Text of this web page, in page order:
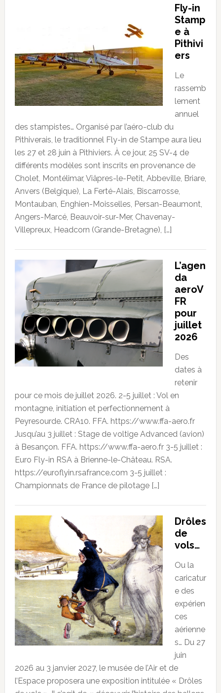
Fly-in
Stamp
e à
Pithivi
ers
Le
rassemb
lement
annuel
des stampistes… Organisé par l’aéro-club du
Pithiverais, le traditionnel Fly-in de Stampe aura lieu
les 27 et 28 juin à Pithiviers. À ce jour, 25 SV-4 de
différents modèles sont inscrits en provenance de
Cholet, Montélimar, Viâpres-le-Petit, Abbeville, Briare,
Anvers (Belgique), La Ferté-Alais, Biscarrosse,
Montauban, Enghien-Moisselles, Persan-Beaumont,
Angers-Marcé, Beauvoir-sur-Mer, Chavenay-
Villepreux, Headcorn (Grande-Bretagne), […]
L’agen
da
aeroV
FR
pour
juillet
2026
Des
dates à
retenir
pour ce mois de juillet 2026. 2-5 juillet : Vol en
montagne, initiation et perfectionnement à
Peyresourde. CRA10. FFA. https://www.ffa-aero.fr
Jusqu’au 3 juillet : Stage de voltige Advanced (avion)
à Besançon. FFA. https://www.ffa-aero.fr 3-5 juillet :
Euro Fly-in RSA à Brienne-le-Château. RSA.
https://euroflyin.rsafrance.com 3-5 juillet :
Championnats de France de pilotage […]
Drôles
de
vols…
Ou la
caricatur
e des
expérien
ces
aérienne
s… Du 27
juin
2026 au 3 janvier 2027, le musée de l’Air et de
l’Espace proposera une exposition intitulée « Drôles